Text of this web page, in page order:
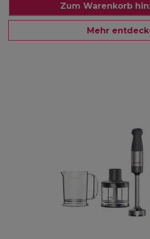
Zum Warenkorb
Mehr